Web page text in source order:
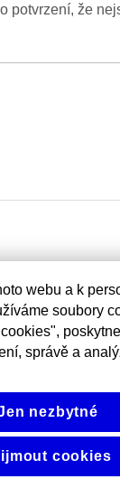
potvrzení, že
webu a k
soubory
správě a
nezbytné
cookies